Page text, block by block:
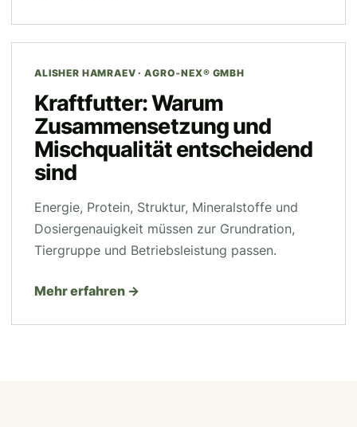
KI-generiertes Symbolbild
ALISHER HAMRAEV · AGRO‑NEX® GMBH
Kraftfutter: Warum
Zusammensetzung und
Mischqualität entscheidend
sind
Energie, Protein, Struktur, Mineralstoffe und
Dosiergenauigkeit müssen zur Grundration,
Tiergruppe und Betriebsleistung passen.
Mehr erfahren →